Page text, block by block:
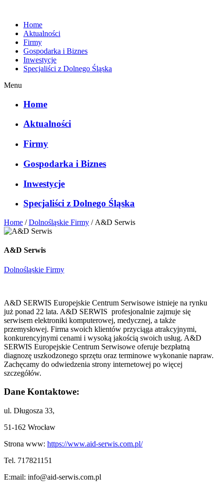
Home
Aktualności
Firmy
Gospodarka i Biznes
Inwestycje
Specjaliści z Dolnego Śląska
Menu
Home
Aktualności
Firmy
Gospodarka i Biznes
Inwestycje
Specjaliści z Dolnego Śląska
Home /Dolnośląskie Firmy / A&D Serwis
A&D Serwis
Dolnośląskie Firmy
A&D SERWIS Europejskie Centrum Serwisowe istnieje na rynku
już ponad 22 lata. A&D SERWIS profesjonalnie zajmuje się
serwisem elektroniki komputerowej, medycznej, a także
przemysłowej. Firma swoich klientów przyciąga atrakcyjnymi,
konkurencyjnymi cenami i wysoką jakością swoich usług. A&D
SERWIS Europejskie Centrum Serwisowe oferuje bezpłatną
diagnozę uszkodzonego sprzętu oraz terminowe wykonanie napraw.
Zachęcamy do odwiedzenia strony internetowej po więcej
szczegółów.
Dane Kontaktowe:
ul. Długosza 33,
51-162 Wrocław
Strona www: https://www.aid-serwis.com.pl/
Tel. 717821151
E:mail: info@aid-serwis.com.pl